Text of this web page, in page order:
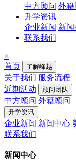
中方顾问 外籍
升学资讯
企业新闻 新
联系我们
×
首页
了解峰越
关于我们 服务流程
近期活动
顾问团队
中方顾问 外籍顾问
升学资讯
企业新闻 新闻中心
联系我们
新闻中心